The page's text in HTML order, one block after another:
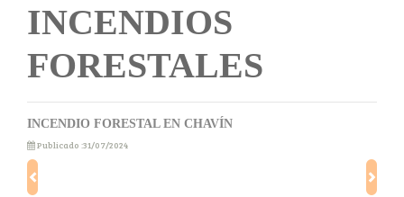
INCENDIOS
FORESTALES
INCENDIO FORESTAL EN CHAVÍN
Publicado :31/07/2024
Previous Next